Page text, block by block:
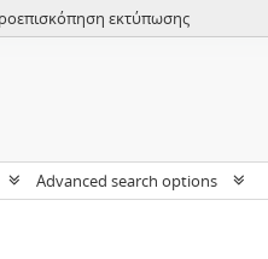
εκτύπωσης
Advanced search options